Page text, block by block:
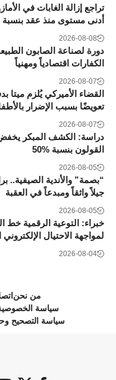
تراجع إزالة الغابات في
أدنى مستوى منذ عقد بنسبة 37%
2026-08-08
دورة لصناعة الصابون
الكفارات اقتصادياً ومهنياً
2026-08-07
تعويضًا بسبب الإضرار
2026-08-07
دراسة: الكشف المبكر
القولون بنسبة 50‎%‎
2026-08-05
“بصمة” والأندية الصيفية..
جيلاً واثقاً ومبدعاً في العقبة
2026-08-05
خبراء: التوعية الرقمية خط
لمواجهة الاحتيال الإلكتروني
2026-08-04
من نحن
سياسة
سياسة التصحيح